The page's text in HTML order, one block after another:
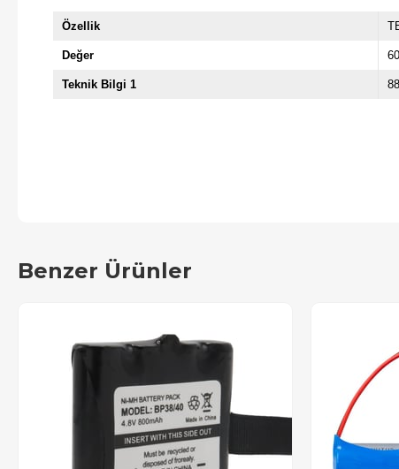
Özellik
Değer
Teknik Bilgi 1
Benzer Ürünler